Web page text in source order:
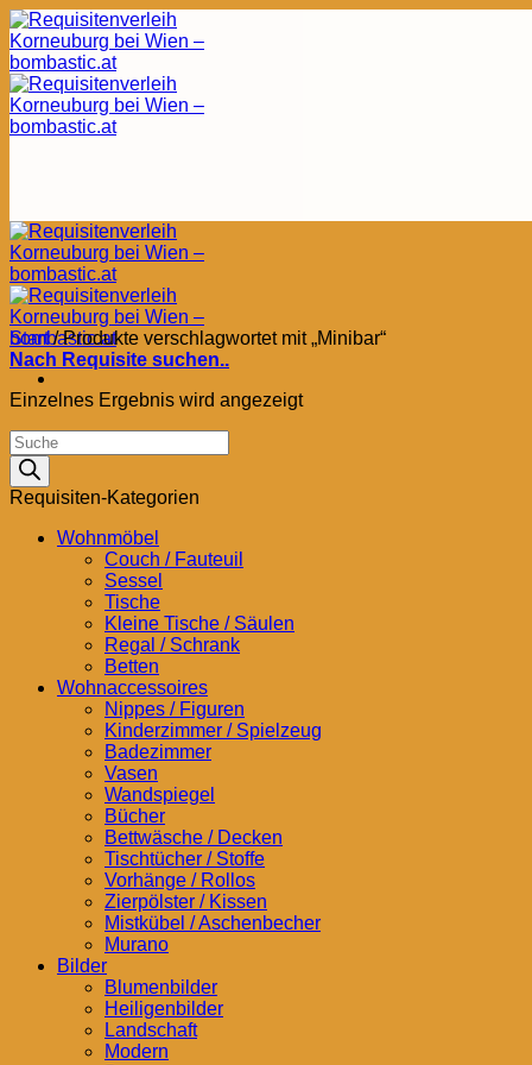
Zum
Inhalt
springen
Start /Produkte verschlagwortet mit „Minibar“
Nach Requisite suchen..
Einzelnes Ergebnis wird angezeigt
Products
search
Requisiten-Kategorien
Wohnmöbel
Couch / Fauteuil
Sessel
Tische
Kleine Tische / Säulen
Regal / Schrank
Betten
Wohnaccessoires
Nippes / Figuren
Kinderzimmer / Spielzeug
Badezimmer
Vasen
Wandspiegel
Bücher
Bettwäsche / Decken
Tischtücher / Stoffe
Vorhänge / Rollos
Zierpölster / Kissen
Mistkübel / Aschenbecher
Murano
Bilder
Blumenbilder
Heiligenbilder
Landschaft
Modern